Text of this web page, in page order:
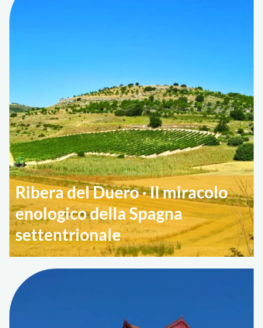
Ribera del Duero · Il miracolo
enologico della Spagna
settentrionale